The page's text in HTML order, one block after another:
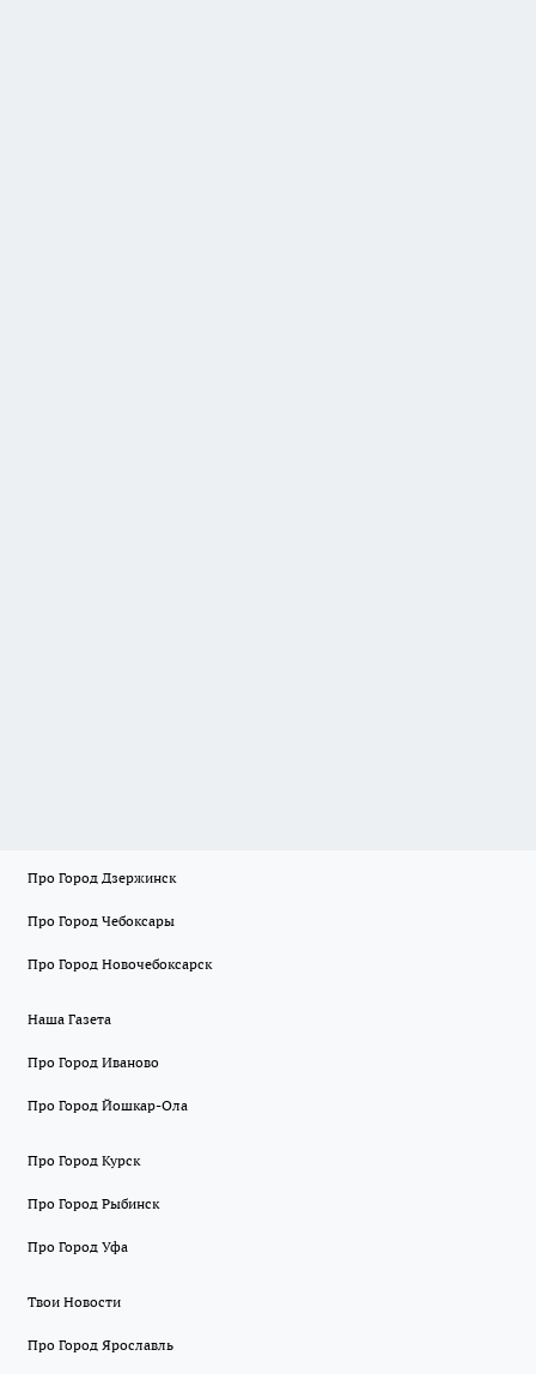
Про Город Дзержинск
Про Город Чебоксары
Про Город Новочебоксарск
Наша Газета
Про Город Иваново
Про Город Йошкар-Ола
Про Город Курск
Про Город Рыбинск
Про Город Уфа
Твои Новости
Про Город Ярославль